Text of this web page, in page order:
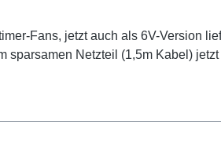
Fans, jetzt auch als 6V-Version
sparsamen Netzteil (1,5m Kabel)